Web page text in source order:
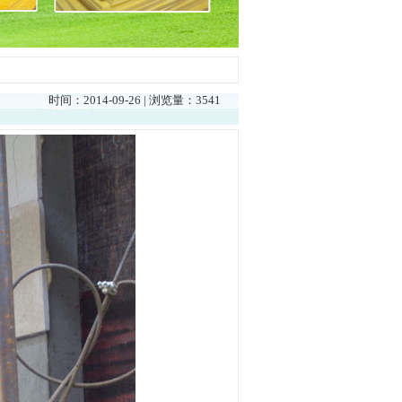
时间：2014-09-26 | 浏览量：3541